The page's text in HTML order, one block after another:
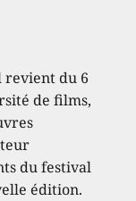
revient du 6
de films,
du festival
édition.